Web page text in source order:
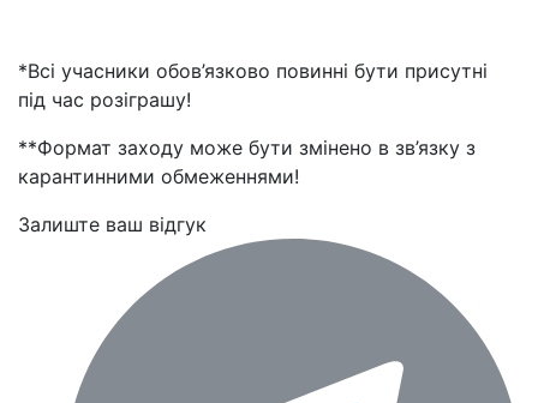
*Всі учасники обов’язково повинні бути присутні
під час розіграшу!
**Формат заходу може бути змінено в зв’язку з
карантинними обмеженнями!
Залиште ваш відгук